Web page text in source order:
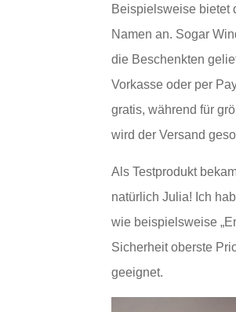
Beispielsweise bietet
Namen an. Sogar
die Beschenkten
Vorkasse oder per
gratis, während für
wird der Versand
Als Testprodukt
natürlich Julia! Ich
wie beispielsweise
Sicherheit oberste
geeignet.